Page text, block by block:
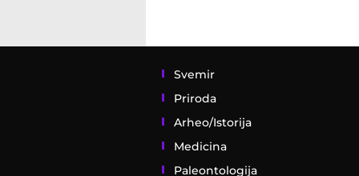
Svemir
Priroda
Arheo/Istorija
Medicina
Paleontologija